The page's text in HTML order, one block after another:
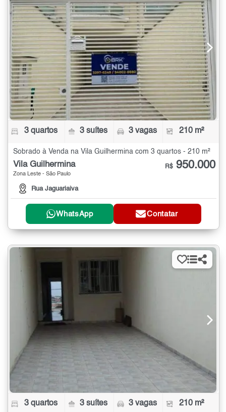
3 quartos 3 suítes 3 vagas 210 m²
Sobrado à Venda na Vila Guilhermina com 3 quartos - 210 m²
Vila Guilhermina
Zona Leste - São Paulo
Rua Jaguariaiva
R$ 950.000
WhatsApp Contatar
3 quartos 3 suítes 3 vagas 210 m²